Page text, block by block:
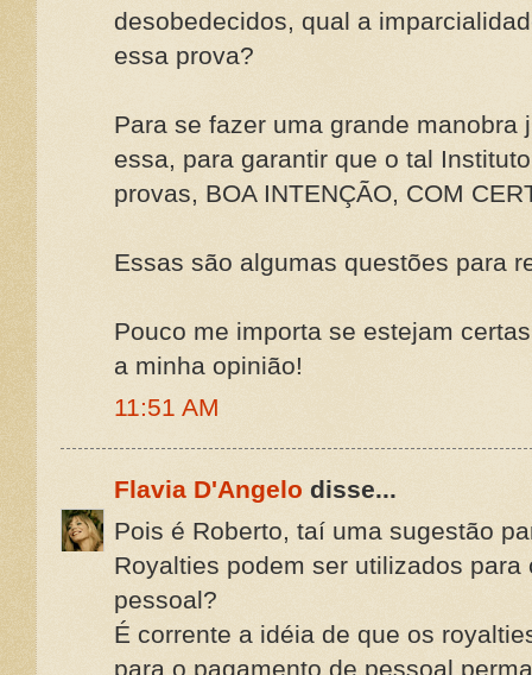
desobedecidos, qual a
essa prova?
Para se fazer uma grande
essa, para garantir que o tal
provas, BOA INTENÇÃO, COM
Essas são algumas questões para
Pouco me importa se estejam
a minha opinião!
11:51 AM
Flavia D'Angelo disse...
Pois é Roberto, taí uma sugestão
Royalties podem ser utilizados para
pessoal?
É corrente a idéia de que os
para o pagamento de pessoal